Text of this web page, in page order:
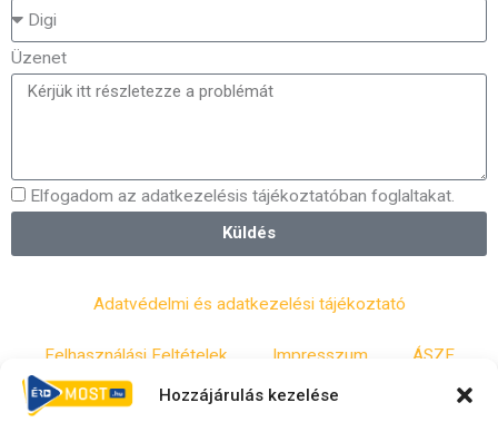
Hozzájárulás kezelése
Üzenet
Elfogadom az adatkezelésis tájékoztatóban foglaltakat.
Küldés
Adatvédelmi és adatkezelési tájékoztató
Felhasználási Feltételek Impresszum ÁSZF
Irányelvek Moderálási szabályzat